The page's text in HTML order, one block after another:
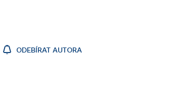
ODEBÍRAT AUTORA